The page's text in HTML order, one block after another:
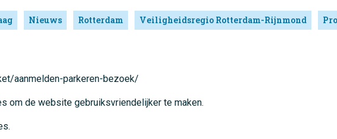
Nieuws Rotterdam Veiligheidsregio Rotterdam-Rijnmond
aanmelden-parkeren-bezoek/
om de website gebruiksvriendelijker te maken.